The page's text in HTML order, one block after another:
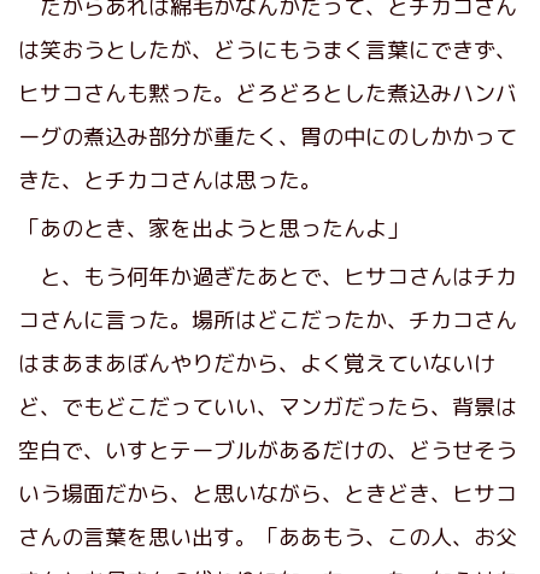
だからあれは綿毛かなんかだって、とチカコさん
は笑おうとしたが、どうにもうまく言葉にできず、
ヒサコさんも黙った。どろどろとした煮込みハンバ
ーグの煮込み部分が重たく、胃の中にのしかかって
きた、とチカコさんは思った。
「あのとき、家を出ようと思ったんよ」
と、もう何年か過ぎたあとで、ヒサコさんはチカ
コさんに言った。場所はどこだったか、チカコさん
はまあまあぼんやりだから、よく覚えていないけ
ど、でもどこだっていい、マンガだったら、背景は
空白で、いすとテーブルがあるだけの、どうせそう
いう場面だから、と思いながら、ときどき、ヒサコ
さんの言葉を思い出す。「ああもう、この人、お父